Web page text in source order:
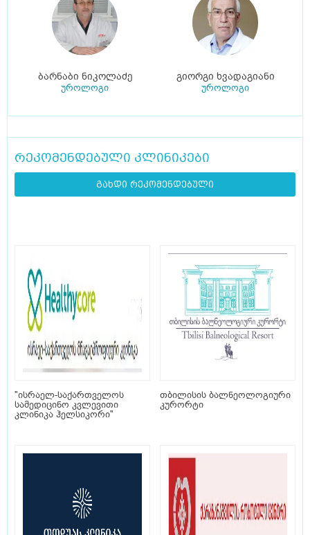
ბარნაბი ნიკოლაძე
უროლოგი
გიორგი ხვადაგიანი
უროლოგი
რეკომენდებული კლინიკები
გახდი რეკომენდებული
"ისრაელ-საქართველოს
სამედიცინო კვლევითი
კლინიკა ჰელსიკორი"
თბილისის ბალნეოლოგიური
კურორტი